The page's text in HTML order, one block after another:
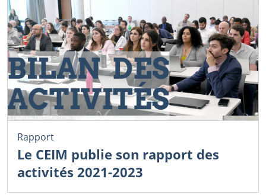
Rapport
Le CEIM publie son rapport des
activités 2021-2023